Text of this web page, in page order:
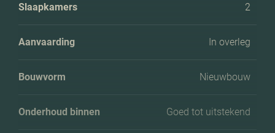
Slaapkamers 2
Aanvaarding In overleg
Bouwvorm Nieuwbouw
Onderhoud binnen Goed tot uitstekend